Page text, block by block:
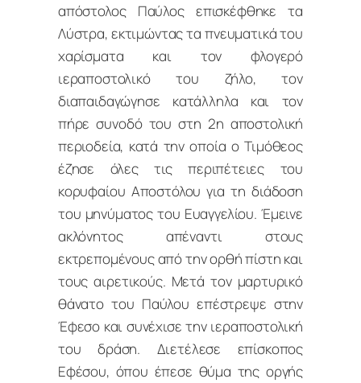
απόστολος Παύλος επισκέφθηκε τα
Λύστρα, εκτιμώντας τα πνευματικά του
χαρίσματα και τον φλογερό
ιεραποστολικό του ζήλο, τον
διαπαιδαγώγησε κατάλληλα και τον
πήρε συνοδό του στη 2η αποστολική
περιοδεία, κατά την οποία ο Τιμόθεος
έζησε όλες τις περιπέτειες του
κορυφαίου Αποστόλου για τη διάδοση
του μηνύματος του Ευαγγελίου. Έμεινε
ακλόνητος απέναντι στους
εκτρεπομένους από την ορθή πίστη και
τους αιρετικούς. Μετά τον μαρτυρικό
θάνατο του Παύλου επέστρεψε στην
Έφεσο και συνέχισε την ιεραποστολική
του δράση. Διετέλεσε επίσκοπος
Εφέσου, όπου έπεσε θύμα της οργής